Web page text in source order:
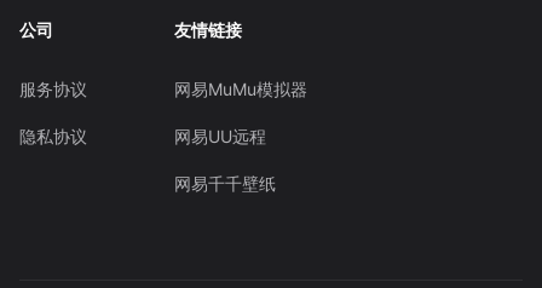
公司
服务协议
隐私协议
友情链接
网易MuMu模拟器
网易UU远程
网易千千壁纸